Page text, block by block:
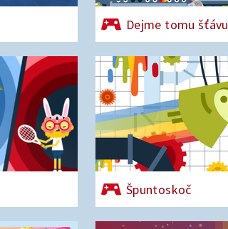
Dejme tomu šťávu
Špuntoskoč